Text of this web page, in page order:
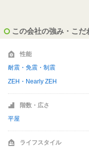
この会社の強み・こだ
性能
耐震・免震・制震
ZEH・Nearly ZEH
階数・広さ
平屋
ライフスタイル